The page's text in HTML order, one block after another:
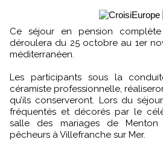
Ce séjour en pension complète (8 jours 7 nuits) se
déroulera du 25 octobre au 1er
méditerranéen.
Les participants sous la
céramiste professionnelle,
qu’ils conserveront. Lors du
fréquentés et décorés par le
salle des mariages de
pêcheurs à Villefranche sur Mer.